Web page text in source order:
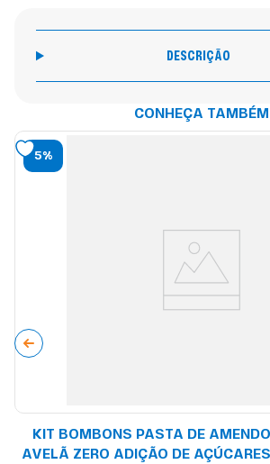
DESCRIÇÃO
CONHEÇA TAMBÉM
5%
KIT BOMBONS PASTA DE
AVELÃ ZERO ADIÇÃO DE